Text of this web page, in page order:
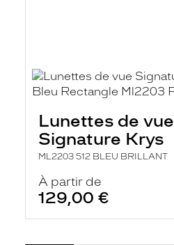
Lunettes de vue
Signature Krys
ML2203 512 BLEU BRILLANT
À partir de
129,00 €